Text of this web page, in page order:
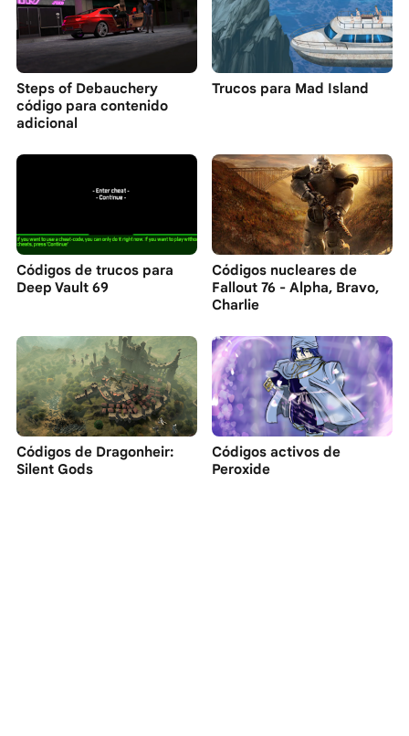
Steps of Debauchery
código para contenido
adicional
Trucos para Mad Island
Códigos de trucos para
Deep Vault 69
Códigos nucleares de
Fallout 76 - Alpha, Bravo,
Charlie
Códigos de Dragonheir:
Silent Gods
Códigos activos de
Peroxide